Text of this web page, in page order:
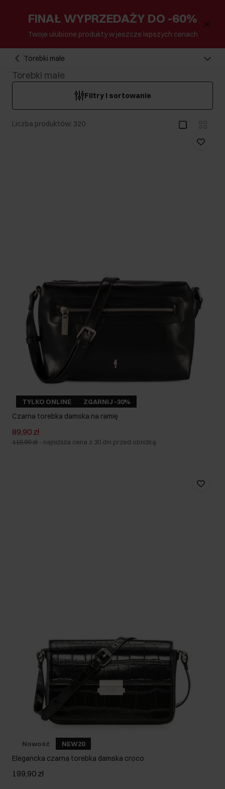
FINAŁ WYPRZEDAŻY DO -60%
Twoje ulubione produkty w jeszcze lepszych cenach
Torebki małe
Torebki małe
Filtry i sortowanie
Liczba produktów: 320
TYLKO ONLINE ZGARNIJ -30%
Czarna torebka damska na ramię
89,90 zł
119,90 zł - najniższa cena z 30 dni przed obniżką
Nowość NEW20
Elegancka czarna torebka damska croco
199,90 zł